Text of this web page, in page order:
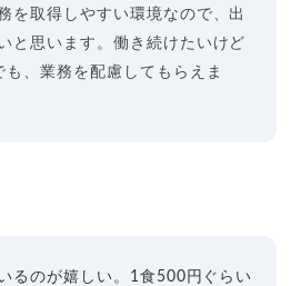
を取得しやすい環境なので、出
と思います。働き続けたいけど
、業務を配慮してもらえま
るのが嬉しい。1食500円ぐらい